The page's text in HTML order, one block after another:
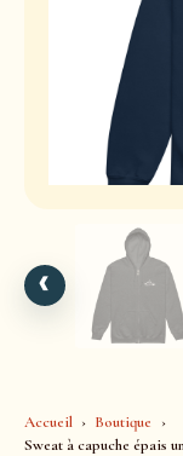
Accueil
Boutique
Sweat à capuche épais
‹